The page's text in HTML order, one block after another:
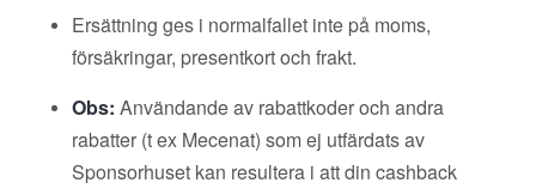
Ersättning ges i normalfallet inte på moms,
försäkringar, presentkort och frakt.
Obs: Användande av rabattkoder och andra
rabatter (t ex Mecenat) som ej utfärdats av
Sponsorhuset kan resultera i att din cashback